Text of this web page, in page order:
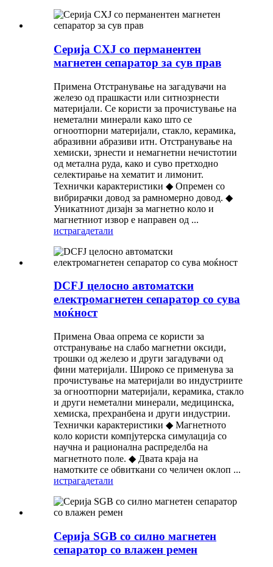
Серија CXJ со перманентен
магнетен сепаратор за сув прав
Примена Отстранување на загадувачи на
железо од прашкасти или ситнозрнести
материјали. Се користи за прочистување на
неметални минерали како што се
огноотпорни материјали, стакло, керамика,
абразивни абразиви итн. Отстранување на
хемиски, зрнести и немагнетни нечистотии
од метална руда, како и суво претходно
селектирање на хематит и лимонит.
Технички карактеристики ◆ Опремен со
вибрирачки довод за рамномерно довод. ◆
Уникатниот дизајн за магнетно коло и
магнетниот извор е направен од ...
истрагадетали
DCFJ целосно автоматски
електромагнетен сепаратор со сува
моќност
Примена Оваа опрема се користи за
отстранување на слабо магнетни оксиди,
трошки од железо и други загадувачи од
фини материјали. Широко се применува за
прочистување на материјали во индустриите
за огноотпорни материјали, керамика, стакло
и други неметални минерали, медицинска,
хемиска, прехранбена и други индустрии.
Технички карактеристики ◆ Магнетното
коло користи компјутерска симулација со
научна и рационална распределба на
магнетното поле. ◆ Двата краја на
намотките се обвиткани со челичен оклоп ...
истрагадетали
Серија SGB со силно магнетен
сепаратор со влажен ремен